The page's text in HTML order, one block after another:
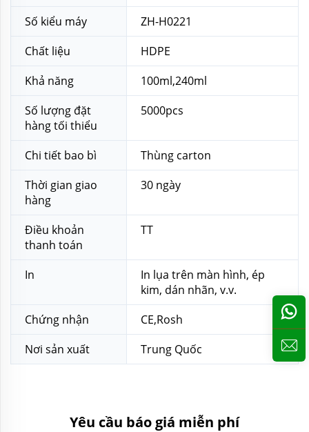
Số kiểu máy
ZH-H0221
Chất liệu
HDPE
Khả năng
100ml,240ml
Số lượng đặt
hàng tối thiểu
5000pcs
Chi tiết bao bì
Thùng carton
Thời gian giao
hàng
30 ngày
Điều khoản
thanh toán
TT
In
In lụa trên màn hình, ép
kim, dán nhãn, v.v.
Chứng nhận
CE,Rosh
Nơi sản xuất
Trung Quốc
Yêu cầu báo giá miễn phí